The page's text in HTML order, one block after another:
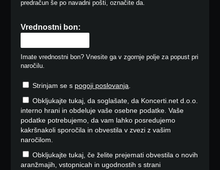
predračun še po navadni pošti, označite da.
Vrednostni bon:
Imate vrednostni bon? Vnesite ga v zgornje polje za popust pri
naročilu.
Strinjam se s pogoji poslovanja.
Obkljukajte tukaj, da soglašate, da Koncerti.net d.o.o.
interno hrani in obdeluje vaše osebne podatke. Vaše
podatke potrebujemo, da vam lahko posredujemo
kakršnakoli sporočila in obvestila v zvezi z vašim
naročilom.
Obkljukajte tukaj, če želite prejemati obvestila o novih
aranžmajih, vstopnicah in ugodnostih s strani